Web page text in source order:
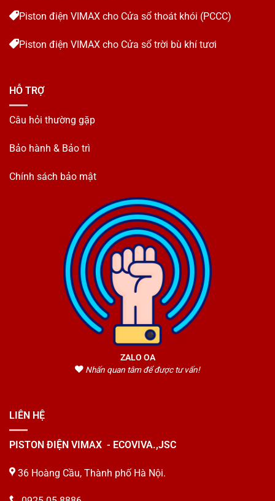
Piston điện VIMAX cho Cửa sổ thoát khói (PCCC)
Piston điện VIMAX cho Cửa sổ trời bù khí tươi
HỖ TRỢ
Câu hỏi thường gặp
Bảo hành & Bảo trì
Chính sách bảo mật
ZALO OA
Nhấn quan tâm để được tư vấn!
LIÊN HỆ
PISTON ĐIỆN VIMAX - ECOVIVA.,JSC
36 Hoàng Cầu, Thành phố Hà Nội.